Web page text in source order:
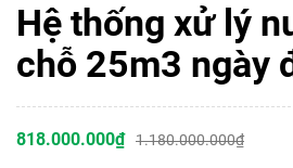
Hệ thống xử lý
chỗ 25m3 ngày
818.000.000₫ 1.180.000.000₫